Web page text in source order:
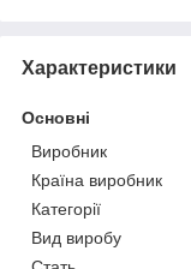
Характеристики
Основні
Виробник
Країна виробник
Категорії
Вид виробу